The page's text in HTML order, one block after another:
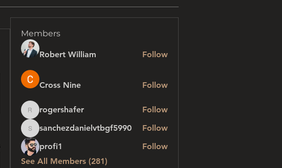
Members
Robert William Follow
Cross Nine Follow
rogershafer
rogershafer Follow
sanchezdanielvtbgf5990
sanchezdanielvtbgf5990
Follow
profi1
Follow
See All Members (281)